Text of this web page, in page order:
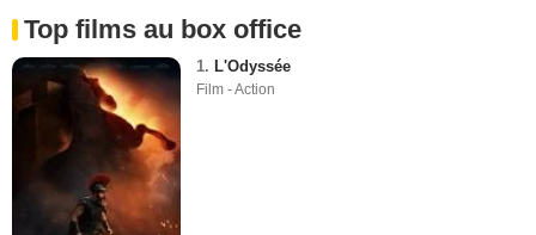
Top films au box office
1. L'Odyssée
Film - Action